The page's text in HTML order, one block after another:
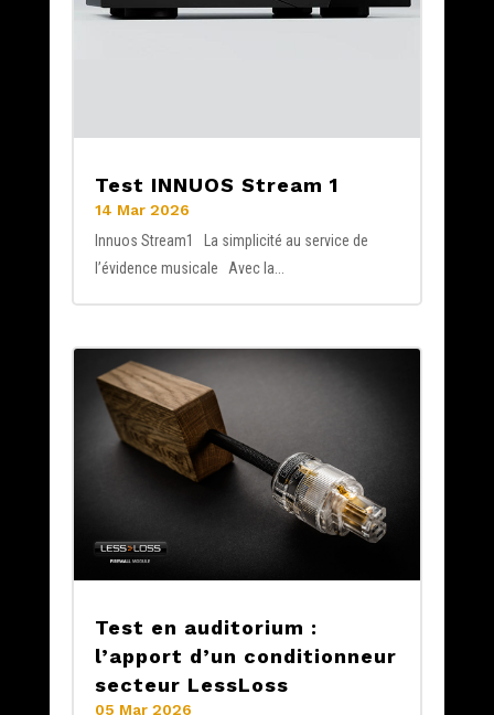
Test INNUOS Stream 1
14 Mar 2026
Innuos Stream1 La simplicité au service de
l’évidence musicale Avec la...
Test en auditorium :
l’apport d’un conditionneur
secteur LessLoss
05 Mar 2026